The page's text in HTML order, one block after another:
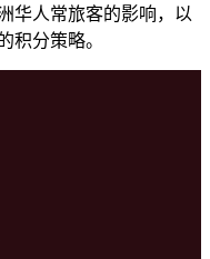
华人常旅客的影响，以
积分策略。